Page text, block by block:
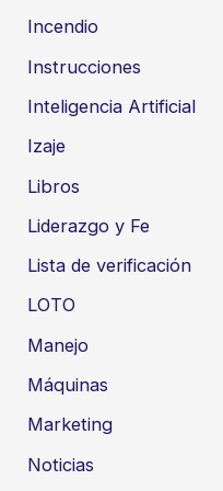
Incendio
Instrucciones
Inteligencia Artificial
Izaje
Libros
Liderazgo y Fe
Lista de verificación
LOTO
Manejo
Máquinas
Marketing
Noticias